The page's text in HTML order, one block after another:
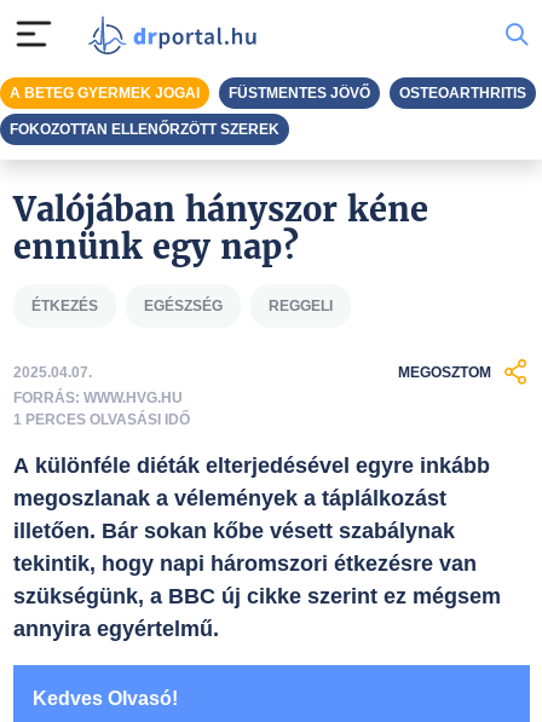
Valójában hányszor kéne
ennünk egy nap?
ÉTKEZÉS EGÉSZSÉG REGGELI
2025.04.07.
FORRÁS: WWW.HVG.HU
1 PERCES OLVASÁSI IDŐ
MEGOSZTOM
A különféle diéták elterjedésével egyre inkább
megoszlanak a vélemények a táplálkozást
illetően. Bár sokan kőbe vésett szabálynak
tekintik, hogy napi háromszori étkezésre van
szükségünk, a BBC új cikke szerint ez mégsem
annyira egyértelmű.
Kedves Olvasó!
A BETEG GYERMEK JOGAI FÜSTMENTES JÖVŐ OSTEOARTHRITIS
FOKOZOTTAN ELLENŐRZÖTT SZEREK